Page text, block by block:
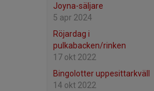
Joyna-säljare
5 apr 2024
Röjardag i
pulkabacken/rinken
17 okt 2022
Bingolotter uppesittarkväll
14 okt 2022